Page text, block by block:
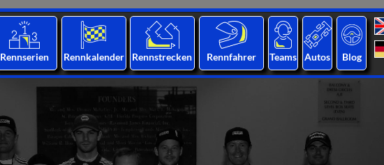
Rennserien Rennkalender Rennstrecken Rennfahrer Teams Autos Blog